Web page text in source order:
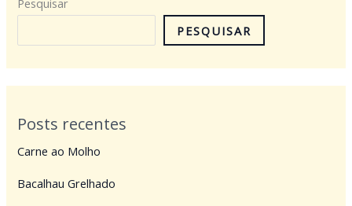
Pesquisar
PESQUISAR
Posts recentes
Carne ao Molho
Bacalhau Grelhado